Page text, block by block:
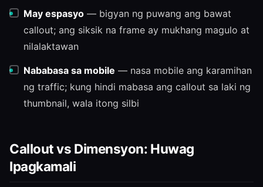
May espasyo — bigyan ng puwang ang bawat
callout; ang siksik na frame ay mukhang magulo at
nilalaktawan
Nababasa sa mobile — nasa mobile ang karamihan
ng traffic; kung hindi mabasa ang callout sa laki ng
thumbnail, wala itong silbi
Callout vs Dimensyon: Huwag
Ipagkamali